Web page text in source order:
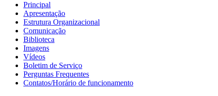
Principal
Apresentação
Estrutura Organizacional
Comunicação
Biblioteca
Imagens
Vídeos
Boletim de Serviço
Perguntas Frequentes
Contatos/Horário de funcionamento